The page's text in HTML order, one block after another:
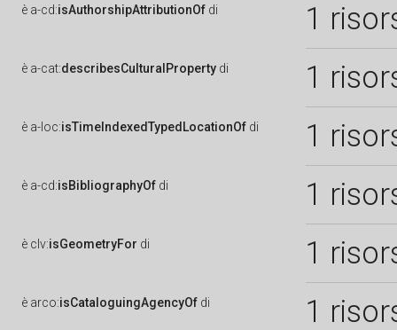
è a-cd:isAuthorshipAttributionOf di 1
è a-cat:describesCulturalProperty di 1
è a-loc:isTimeIndexedTypedLocationOf di 1
è a-cd:isBibliographyOf di 1
è clv:isGeometryFor di 1
è arco:isCataloguingAgencyOf di 1